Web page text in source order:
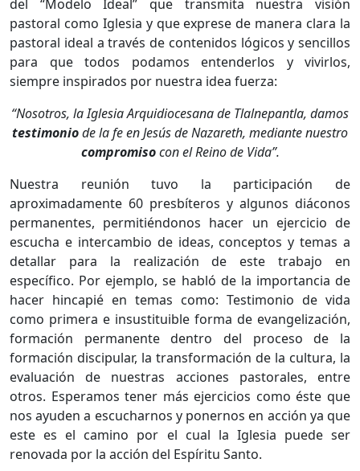
del “Modelo Ideal” que transmita nuestra visión
pastoral como Iglesia y que exprese de manera clara la
pastoral ideal a través de contenidos lógicos y sencillos
para que todos podamos entenderlos y vivirlos,
siempre inspirados por nuestra idea fuerza:
“Nosotros, la Iglesia Arquidiocesana de Tlalnepantla, damos
testimoniode la fe en Jesús de Nazareth, mediante nuestro
compromisocon el Reino de Vida”.
Nuestra reunión tuvo la participación de
aproximadamente 60 presbíteros y algunos diáconos
permanentes, permitiéndonos hacer un ejercicio de
escucha e intercambio de ideas, conceptos y temas a
detallar para la realización de este trabajo en
específico. Por ejemplo, se habló de la importancia de
hacer hincapié en temas como: Testimonio de vida
como primera e insustituible forma de evangelización,
formación permanente dentro del proceso de la
formación discipular, la transformación de la cultura, la
evaluación de nuestras acciones pastorales, entre
otros. Esperamos tener más ejercicios como éste que
nos ayuden a escucharnos y ponernos en acción ya que
este es el camino por el cual la Iglesia puede ser
renovada por la acción del Espíritu Santo.